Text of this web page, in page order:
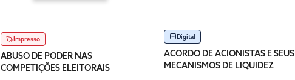
Impresso
ABUSO DE PODER NAS
COMPETIÇÕES ELEITORAIS
Digital
ACORDO DE ACIONISTAS E SEUS
MECANISMOS DE LIQUIDEZ